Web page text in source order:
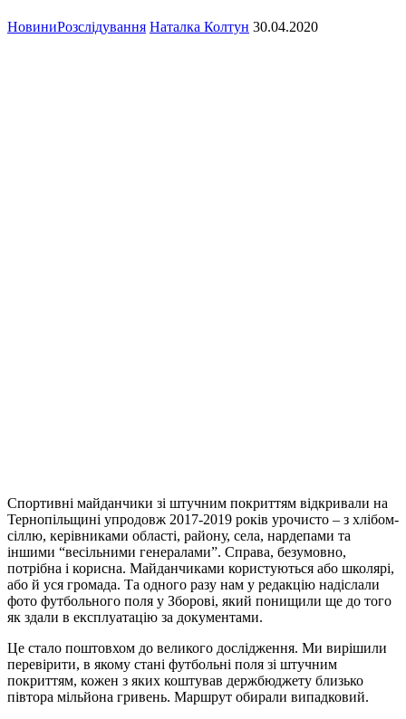
НовиниРозслідування Наталка Колтун 30.04.2020
Спортивні майданчики зі штучним покриттям відкривали на
Тернопільщині упродовж 2017-2019 років урочисто – з хлібом-
сіллю, керівниками області, району, села, нардепами та
іншими “весільними генералами”. Справа, безумовно,
потрібна і корисна. Майданчиками користуються або школярі,
або й уся громада. Та одного разу нам у редакцію надіслали
фото футбольного поля у Зборові, який понищили ще до того
як здали в експлуатацію за документами.
Це стало поштовхом до великого дослідження. Ми вирішили
перевірити, в якому стані футбольні поля зі штучним
покриттям, кожен з яких коштував держбюджету близько
півтора мільйона гривень. Маршрут обирали випадковий.